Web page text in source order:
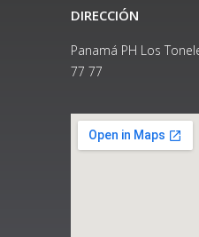
DIRECCIÓN
Panamá PH Los
77 77